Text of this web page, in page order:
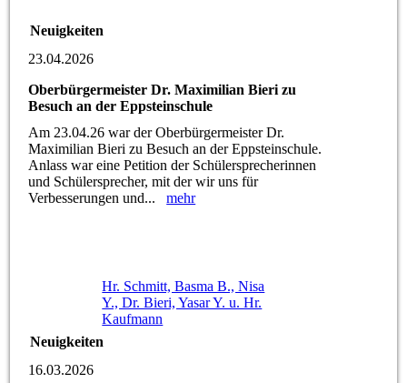
Neuigkeiten
23.04.2026
Oberbürgermeister Dr. Maximilian Bieri zu
Besuch an der Eppsteinschule
Am 23.04.26 war der Oberbürgermeister Dr.
Maximilian Bieri zu Besuch an der Eppsteinschule.
Anlass war eine Petition der Schülersprecherinnen
und Schülersprecher, mit der wir uns für
Verbesserungen und...mehr
Hr. Schmitt, Basma B., Nisa
Y., Dr. Bieri, Yasar Y. u. Hr.
Kaufmann
Neuigkeiten
16.03.2026